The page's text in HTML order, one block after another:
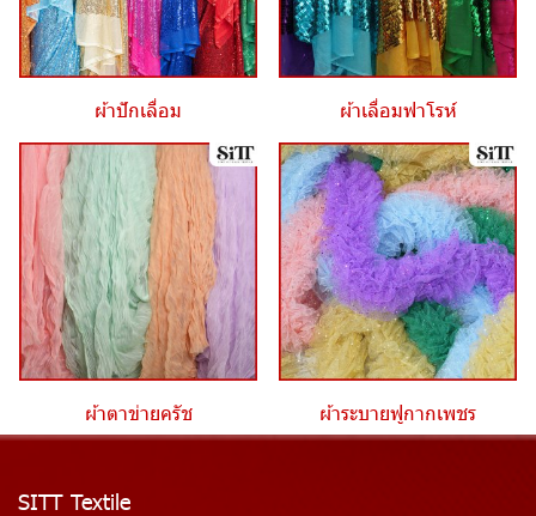
ผ้าปักเลื่อม ผ้าเลื่อมฟาโรห์
ผ้าตาข่ายครัช ผ้าระบายฟูกากเพชร
SITT Textile